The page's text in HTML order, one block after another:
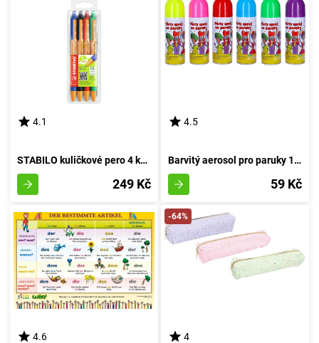
4.1
STABILO kuličkové pero 4 kusy Sada
249 Kč
4.5
Barvitý aerosol pro paruky 140ml
59 Kč
4.6
-64%
4